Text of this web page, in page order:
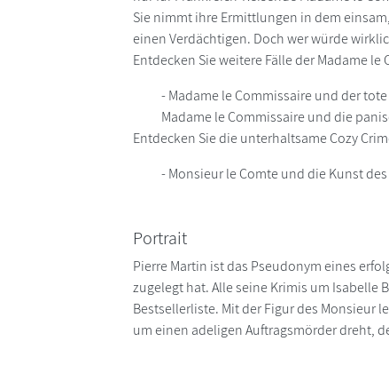
Sie nimmt ihre Ermittlungen in dem
einen Verdächtigen. Doch wer würde
Entdecken Sie weitere Fälle der Madame
- Madame le Commissaire und der
Madame le Commissaire und die
Entdecken Sie die unterhaltsame Cozy
- Monsieur le Comte und die Kunst
Portrait
Pierre Martin ist das Pseudonym eines
zugelegt hat. Alle seine Krimis um Isabelle
Bestsellerliste. Mit der Figur des Monsieur
um einen adeligen Auftragsmörder dreht,